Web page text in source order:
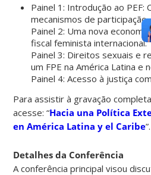
Painel 1: Introdução ao PEF:
mecanismos de participação
Painel 2: Uma nova
fiscal feminista internacional.
Painel 3: Direitos sexuais e
um FPE na América Latina e
Painel 4: Acesso à justiça
Para assistir à gravação
acesse: “Hacia una Política
en América Latina y el Caribe”.
Detalhes da Conferência
A conferência principal visou